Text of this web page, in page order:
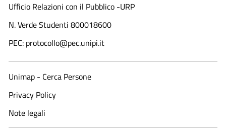
Ufficio Relazioni con il Pubblico -URP
N. Verde Studenti 800018600​
PEC: protocollo@pec.unipi.it
Unimap - Cerca Persone
Privacy Policy
Note legali